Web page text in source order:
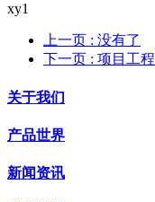
xy1
上一页 : 没有了
下一页 : 项目工程
关于我们
产品世界
新闻资讯